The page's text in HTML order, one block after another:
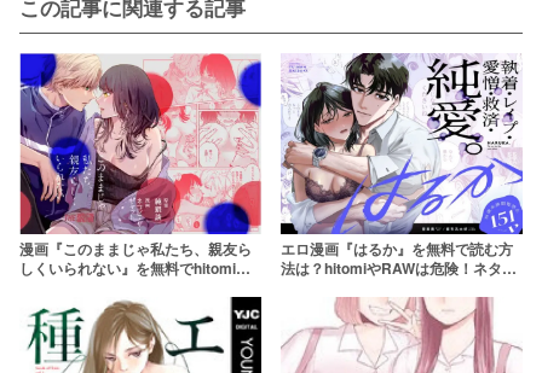
この記事に関連する記事
漫画『このままじゃ私たち、親友ら
しくいられない』を無料でhitomiや
談】
エロ漫画『はるか』を無料で読む方
法は？hitomiやRAWは危険！ネタバ